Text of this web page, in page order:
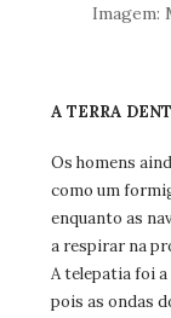
Imagem:
A TERRA
Os homens
como um
enquanto as
a respirar na
A telepatia foi
pois as ondas